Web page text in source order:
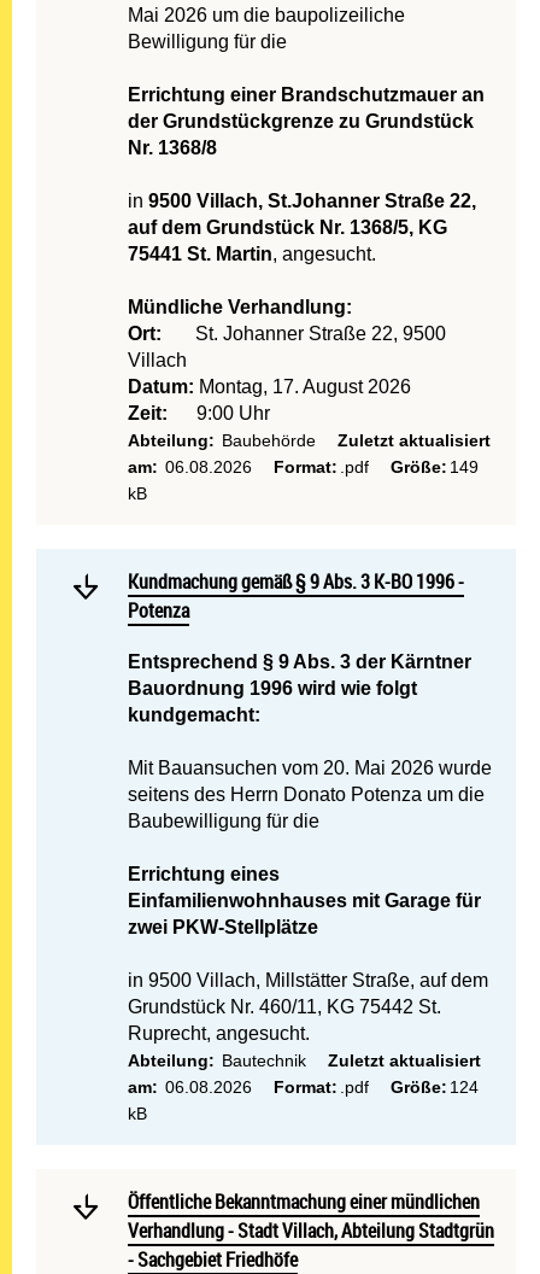
Mai 2026 um die baupolizeiliche
Bewilligung für die
Errichtung einer Brandschutzmauer an
der Grundstückgrenze zu Grundstück
Nr. 1368/8
in9500 Villach, St.Johanner Straße 22,
auf dem Grundstück Nr. 1368/5, KG
75441 St. Martin, angesucht.
Mündliche Verhandlung:
Ort: St. Johanner Straße 22, 9500
Villach
Datum: Montag, 17. August 2026
Zeit: 9:00 Uhr
Abteilung: Baubehörde
Zuletzt aktualisiert
am: 06.08.2026 Format: .pdf Größe: 149
kB
Mehr lesen:
Kundmachung gemäß § 9 Abs. 3 K-BO 1996 - Potenza
Kundmachung gemäß § 9 Abs. 3 K-BO 1996 -
Potenza
Entsprechend § 9 Abs. 3 der Kärntner
Bauordnung 1996 wird wie folgt
kundgemacht:
Mit Bauansuchen vom 20. Mai 2026 wurde
seitens des Herrn Donato Potenza um die
Baubewilligung für die
Errichtung eines
Einfamilienwohnhauses mit Garage für
zwei PKW-Stellplätze
in 9500 Villach, Millstätter Straße, auf dem
Grundstück Nr. 460/11, KG 75442 St.
Ruprecht, angesucht.
Abteilung: Bautechnik
Zuletzt aktualisiert
am: 06.08.2026 Format: .pdf Größe: 124
kB
Mehr lesen: Öffentliche
Öffentliche Bekanntmachung einer mündlichen
Öffentliche Bekanntmachung einer mündlichen
Verhandlung - Stadt Villach, Abteilung Stadtgrün
- Sachgebiet Friedhöfe